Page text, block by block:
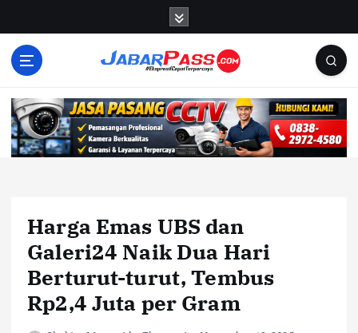
Harga Emas UBS dan
Galeri24 Naik Dua Hari
Berturut-turut, Tembus
Rp2,4 Juta per Gram